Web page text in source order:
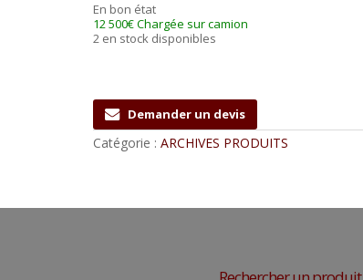
En bon état
12 500€ Chargée sur camion
2 en stock disponibles
Demander un devis
Catégorie : ARCHIVES PRODUITS